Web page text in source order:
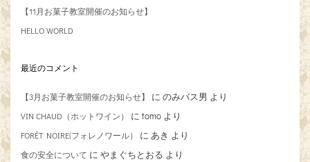
【11月お菓子教室開催のお知らせ】
HELLO WORLD
最近のコメント
【3月お菓子教室開催のお知らせ】 に のみバス男 より
VIN CHAUD（ホットワイン） に tomo より
FORÊT NOIRE(フォレノワール） に あき より
食の安全について に やまぐちとおる より